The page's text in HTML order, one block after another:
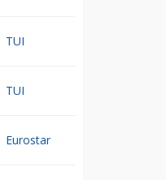
TUI
TUI
Eurostar